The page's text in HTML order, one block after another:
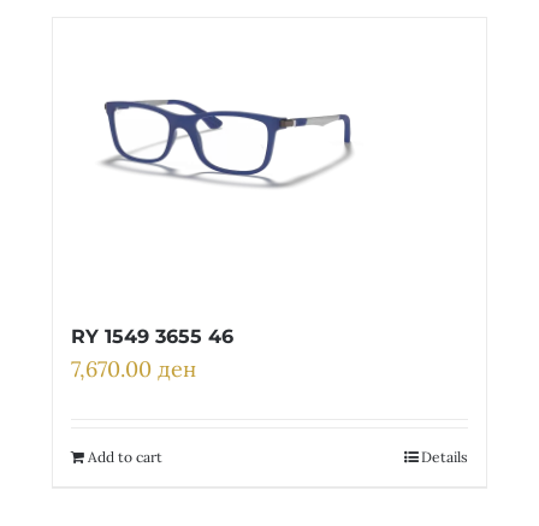
RY 1549 3655 46
7,670.00 ден
Add to cart Details